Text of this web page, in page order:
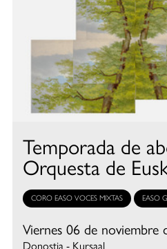
Temporada de
Orquesta de
CORO EASO VOCES MIXTAS EASO
Viernes 06 de noviembre
Donostia - Kursaal